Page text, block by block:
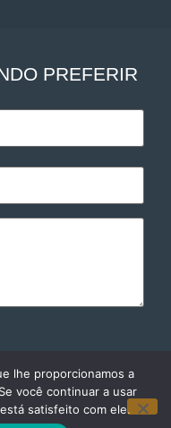
PREFERIR
lhe proporcionamos a
você continuar a usar
satisfeito com ele.